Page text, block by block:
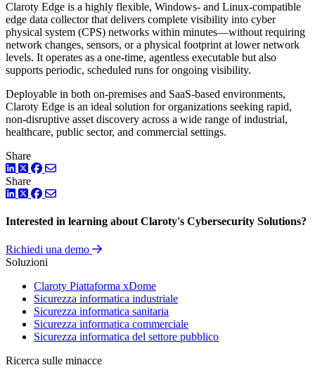
Claroty Edge is a highly flexible, Windows- and Linux-compatible
edge data collector that delivers complete visibility into cyber
physical system (CPS) networks within minutes—without requiring
network changes, sensors, or a physical footprint at lower network
levels. It operates as a one-time, agentless executable but also
supports periodic, scheduled runs for ongoing visibility.
Deployable in both on-premises and SaaS-based environments,
Claroty Edge is an ideal solution for organizations seeking rapid,
non-disruptive asset discovery across a wide range of industrial,
healthcare, public sector, and commercial settings.
Share
LinkedIn
TwitterFacebook
Share
LinkedIn
TwitterFacebook
Interested in learning about Claroty's Cybersecurity Solutions?
Richiedi una demo
Soluzioni
Claroty Piattaforma xDome
Sicurezza informatica industriale
Sicurezza informatica sanitaria
Sicurezza informatica commerciale
Sicurezza informatica del settore pubblico
Ricerca sulle minacce